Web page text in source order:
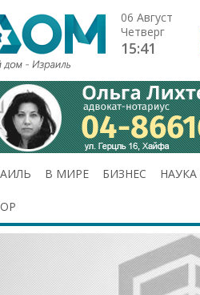
06 Август
Четверг
15:41
В МИРЕ БИЗНЕС